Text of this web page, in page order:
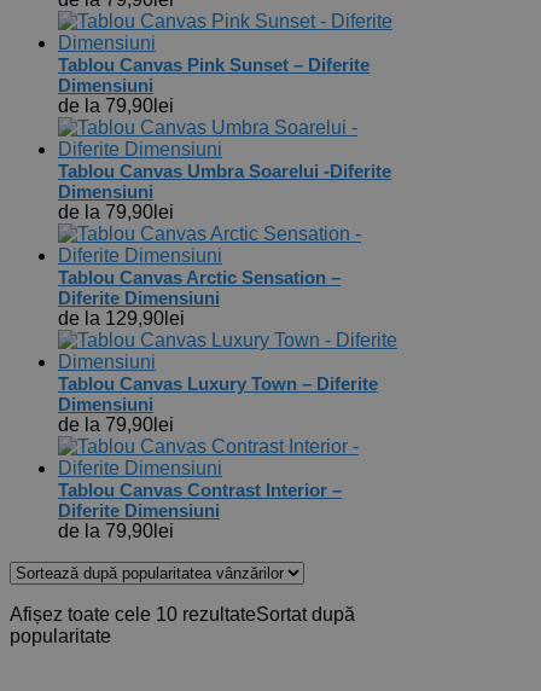
Tablou Canvas Pink Sunset – Diferite
Dimensiuni
de la 79,90 lei
Tablou Canvas Umbra Soarelui -Diferite
Dimensiuni
de la 79,90 lei
Tablou Canvas Arctic Sensation –
Diferite Dimensiuni
de la 129,90 lei
Tablou Canvas Luxury Town – Diferite
Dimensiuni
de la 79,90 lei
Tablou Canvas Contrast Interior –
Diferite Dimensiuni
de la 79,90 lei
Afișez toate cele 10 rezultateSortat după
popularitate